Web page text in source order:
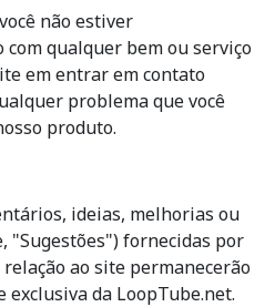
não estiver
qualquer bem ou serviço
em entrar em contato
problema que você
produto.
ideias, melhorias ou
"Sugestões") fornecidas por
ao site permanecerão
da LoopTube.net.